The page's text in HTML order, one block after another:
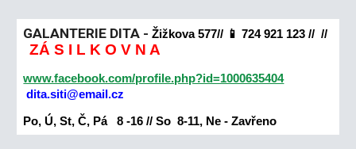
GALANTERIE DITA -Žižkova 577// 📱 724 921 123 // //
ZÁ S I L K O V N A
www.facebook.com/profile.php?id=1000635404
dita.siti@email.cz
Po, Ú, St, Č, Pá 8 -16 // So 8-11, Ne - Zavřeno